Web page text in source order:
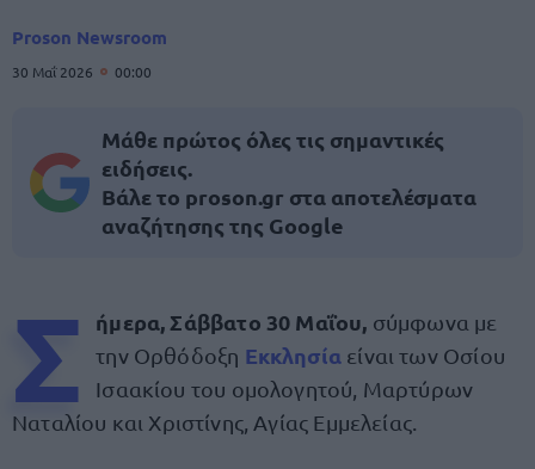
Proson Newsroom
30 Μαΐ 2026 00:00
Μάθε πρώτος όλες τις σημαντικές
ειδήσεις.
Βάλε το proson.gr στα αποτελέσματα
αναζήτησης της Google
Σ ήμερα, Σάββατο 30 Μαΐου, σύμφωνα με
την Ορθόδοξη Εκκλησία είναι των Οσίου
Ισαακίου του ομολογητού, Μαρτύρων
Ναταλίου και Χριστίνης, Αγίας Εμμελείας.